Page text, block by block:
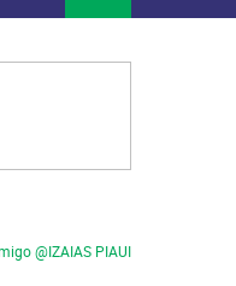
@IZAIAS PIAUI